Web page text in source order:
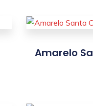
Amarelo